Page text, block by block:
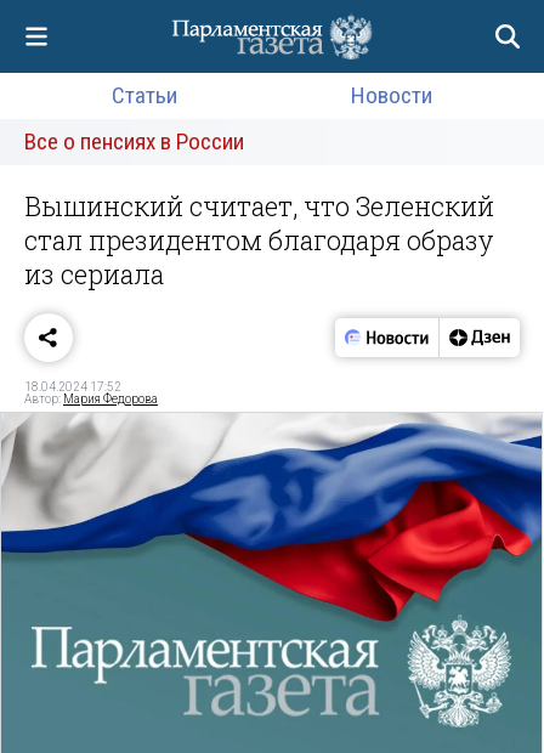
Статьи
Новости
Все о пенсиях в России
Вышинский считает, что Зеленский
стал президентом благодаря образу
из сериала
18.04.2024 17:52
Автор: Мария Федорова